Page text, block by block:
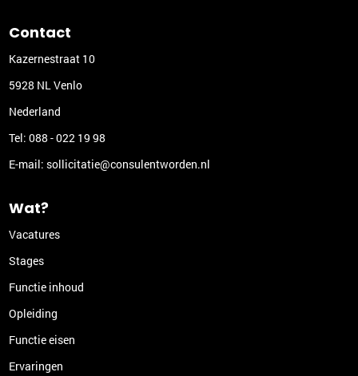
Contact
Kazernestraat 10
5928 NL Venlo
Nederland
Tel:088 - 022 19 98
E-mail:sollicitatie@consulentworden.nl
Wat?
Vacatures
Stages
Functie inhoud
Opleiding
Functie eisen
Ervaringen